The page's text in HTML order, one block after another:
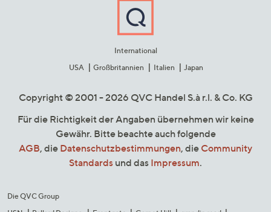
International
USA
Großbritannien Italien Japan
Copyright © 2001 - 2026 QVC Handel S.à r.l. & Co. KG
Für die Richtigkeit der Angaben übernehmen wir keine
Gewähr. Bitte beachte auch folgende
AGB, die Datenschutzbestimmungen, die Community
Standards und das Impressum.
Die QVC Group